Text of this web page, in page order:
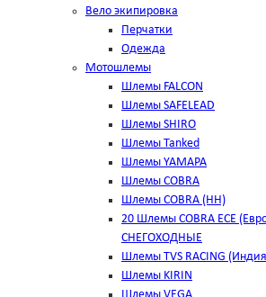
Вело экипировка
Перчатки
Одежда
Мотошлемы
Шлемы FALCON
Шлемы SAFELEAD
Шлемы SHIRO
Шлемы Tanked
Шлемы YAMAPA
Шлемы COBRA
Шлемы COBRA (HH)
20 Шлемы COBRA ECE
СНЕГОХОДНЫЕ
Шлемы TVS RACING
Шлемы KIRIN